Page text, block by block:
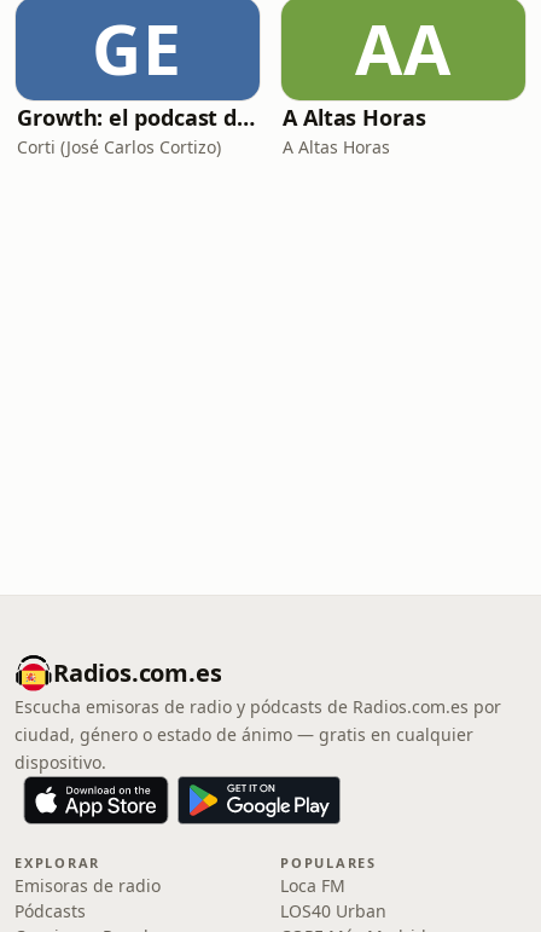
GE
Growth: el podcast de Product Hackers 🚀
Corti (José Carlos Cortizo)
AA
A Altas Horas
A Altas Horas
Radios.com.es
Escucha emisoras de radio y pódcasts de Radios.com.es por
ciudad, género o estado de ánimo — gratis en cualquier
dispositivo.
EXPLORAR
Emisoras de radio
Pódcasts
POPULARES
Loca FM
LOS40 Urban